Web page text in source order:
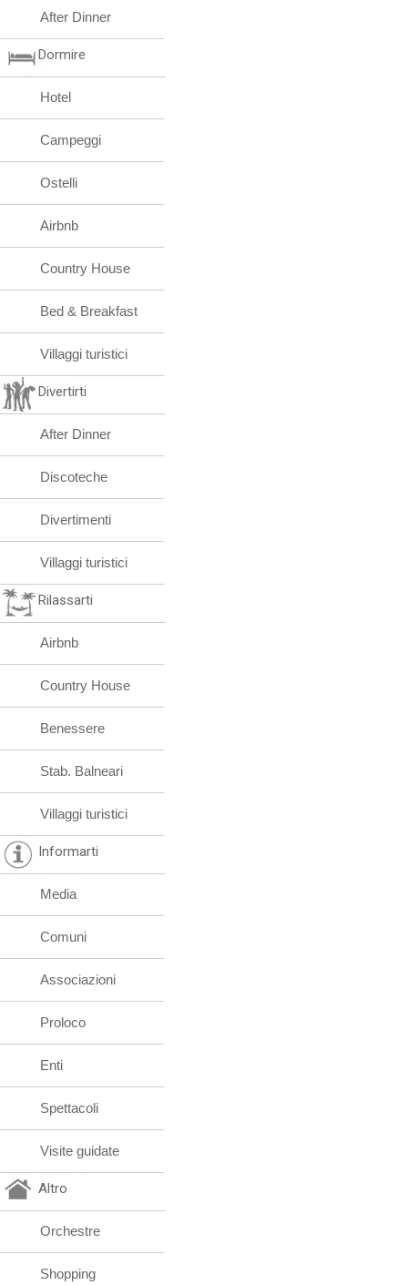
After Dinner
Dormire
Hotel
Campeggi
Ostelli
Airbnb
Country House
Bed & Breakfast
Villaggi turistici
Divertirti
After Dinner
Discoteche
Divertimenti
Villaggi turistici
Rilassarti
Airbnb
Country House
Benessere
Stab. Balneari
Villaggi turistici
Informarti
Media
Comuni
Associazioni
Proloco
Enti
Spettacoli
Visite guidate
Altro
Orchestre
Shopping